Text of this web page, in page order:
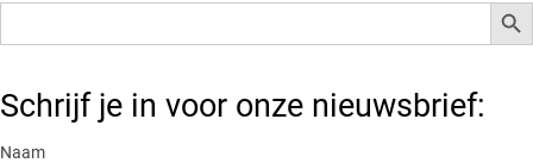
Zoek
Schrijf je in voor onze nieuwsbrief:
Naam